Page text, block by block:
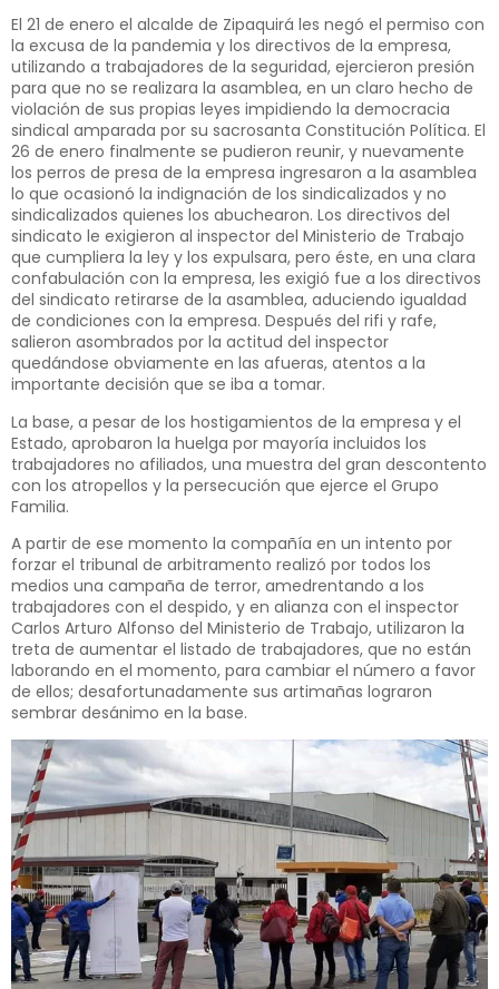
El 21 de enero el alcalde de Zipaquirá les negó el permiso con
la excusa de la pandemia y los directivos de la empresa,
utilizando a trabajadores de la seguridad, ejercieron presión
para que no se realizara la asamblea, en un claro hecho de
violación de sus propias leyes impidiendo la democracia
sindical amparada por su sacrosanta Constitución Política. El
26 de enero finalmente se pudieron reunir, y nuevamente
los perros de presa de la empresa ingresaron a la asamblea
lo que ocasionó la indignación de los sindicalizados y no
sindicalizados quienes los abuchearon. Los directivos del
sindicato le exigieron al inspector del Ministerio de Trabajo
que cumpliera la ley y los expulsara, pero éste, en una clara
confabulación con la empresa, les exigió fue a los directivos
del sindicato retirarse de la asamblea, aduciendo igualdad
de condiciones con la empresa. Después del rifi y rafe,
salieron asombrados por la actitud del inspector
quedándose obviamente en las afueras, atentos a la
importante decisión que se iba a tomar.
La base, a pesar de los hostigamientos de la empresa y el
Estado, aprobaron la huelga por mayoría incluidos los
trabajadores no afiliados, una muestra del gran descontento
con los atropellos y la persecución que ejerce el Grupo
Familia.
A partir de ese momento la compañía en un intento por
forzar el tribunal de arbitramento realizó por todos los
medios una campaña de terror, amedrentando a los
trabajadores con el despido, y en alianza con el inspector
Carlos Arturo Alfonso del Ministerio de Trabajo, utilizaron la
treta de aumentar el listado de trabajadores, que no están
laborando en el momento, para cambiar el número a favor
de ellos; desafortunadamente sus artimañas lograron
sembrar desánimo en la base.